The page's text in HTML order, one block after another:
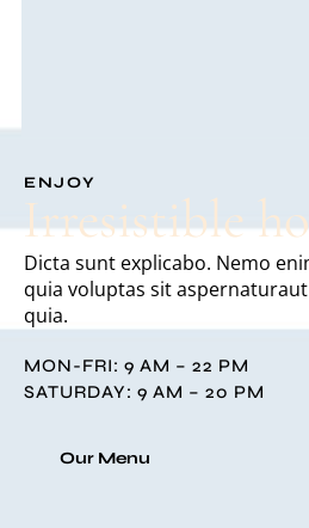
ENJOY
Irresistible
Dicta sunt explicabo. Nemo
quia voluptas sit
quia.
MON-FRI: 9 AM – 22 PM
SATURDAY: 9 AM – 20 PM
Our Menu